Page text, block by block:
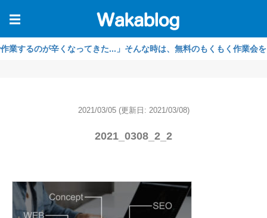
☰
辛くなってきた...」そんな時は、無料のもくもく作業会をご利用
2021/03/05 (更新日: 2021/03/08)
2021_0308_2_2